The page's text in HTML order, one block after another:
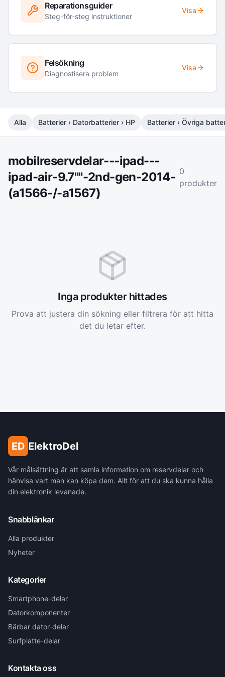
Reparationsguider
Steg-för-steg instruktioner
Visa
Felsökning
Diagnostisera problem
Visa
Alla Batterier › Datorbatterier › HP Batterier › Övriga
mobilreservdelar---ipad---
ipad-air-9.7""-2nd-gen-2014-
(a1566-/-a1567)
0
produkter
Inga produkter hittades
Prova att justera din sökning eller filtrera för att hitta
det du letar efter.
ED ElektroDel
Vår målsättning är att samla information om reservdelar och
hänvisa vart man kan köpa dem. Allt för att du ska kunna hålla
din elektronik levanade.
Snabblänkar
Alla produkter
Nyheter
Kategorier
Smartphone-delar
Datorkomponenter
Bärbar dator-delar
Surfplatte-delar
Kontakta oss